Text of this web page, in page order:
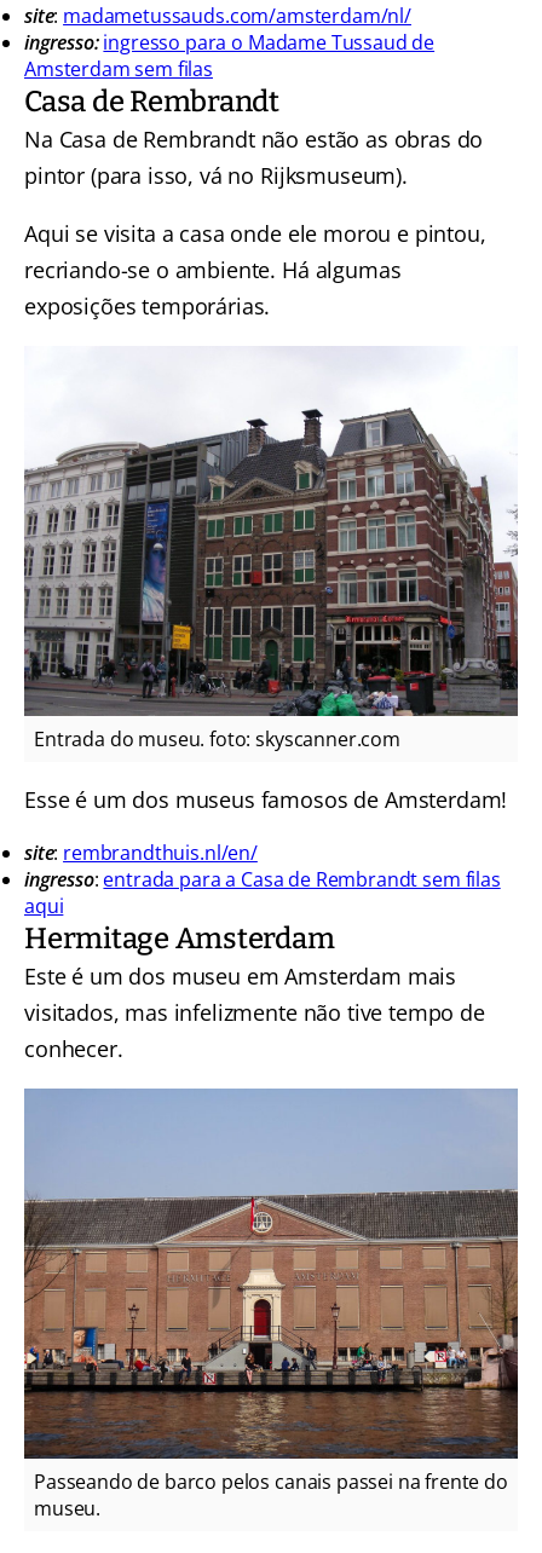
site: madametussauds.com/amsterdam/nl/
ingresso: ingresso para o Madame Tussaud de
Amsterdam sem filas
Casa de Rembrandt
Na Casa de Rembrandt não estão as obras do
pintor (para isso, vá no Rijksmuseum).
Aqui se visita a casa onde ele morou e pintou,
recriando-se o ambiente. Há algumas
exposições temporárias.
Entrada do museu. foto: skyscanner.com
Esse é um dos museus famosos de Amsterdam!
site: rembrandthuis.nl/en/
ingresso: entrada para a Casa de Rembrandt sem filas
aqui
Hermitage Amsterdam
Este é um dos museu em Amsterdam mais
visitados, mas infelizmente não tive tempo de
conhecer.
Passeando de barco pelos canais passei na frente do
museu.